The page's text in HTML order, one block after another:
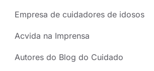
Empresa de cuidadores de idosos
Acvida na Imprensa
Autores do Blog do Cuidado